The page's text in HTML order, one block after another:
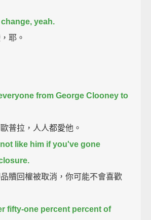
yeah.
耶。
from George Clooney to
普拉，人人都愛他。
like him if you've gone
贖回權被取消，你可能不會喜歡
fifty-one percent percent of